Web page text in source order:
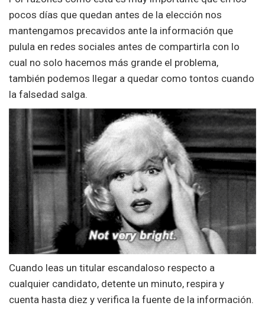
pocos días que quedan antes de la elección nos
mantengamos precavidos ante la información que
pulula en redes sociales antes de compartirla con lo
cual no solo hacemos más grande el problema,
también podemos llegar a quedar como tontos cuando
la falsedad salga.
Cuando leas un titular escandaloso respecto a
cualquier candidato, detente un minuto, respira y
cuenta hasta diez y verifica la fuente de la información.